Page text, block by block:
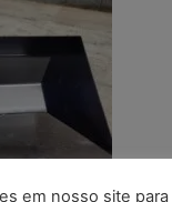
em nosso site